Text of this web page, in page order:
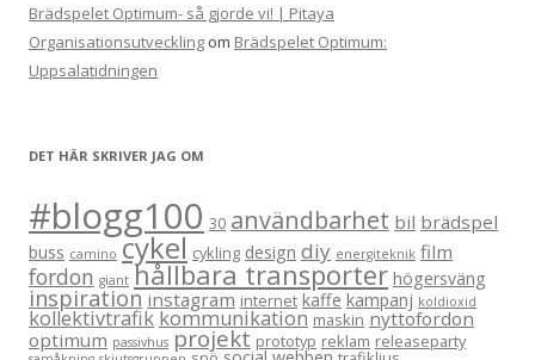
Brädspelet Optimum- så gjorde vi! | Pitaya
Organisationsutveckling om Brädspelet Optimum:
Uppsalatidningen
DET HÄR SKRIVER JAG OM
#blogg100 30 användbarhet bil brädspel
buss camino cykel cykling design diy energiteknik film
fordon giant hållbara transporter högersväng
inspiration instagram internet kaffe kampanj koldioxid
kollektivtrafik kommunikation maskin nyttofordon
optimum passivhus projekt prototyp reklam releaseparty